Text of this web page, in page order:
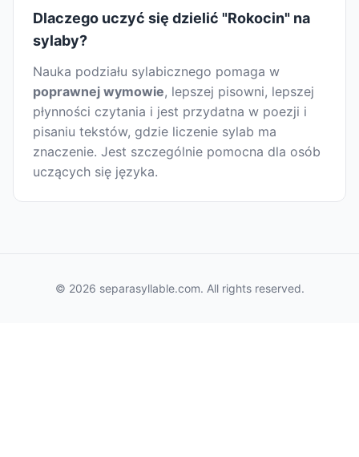
Dlaczego uczyć się dzielić "Rokocin" na
sylaby?
Nauka podziału sylabicznego pomaga w
poprawnej wymowie, lepszej pisowni, lepszej
płynności czytania i jest przydatna w poezji i
pisaniu tekstów, gdzie liczenie sylab ma
znaczenie. Jest szczególnie pomocna dla osób
uczących się języka.
© 2026 separasyllable.com. All rights reserved.